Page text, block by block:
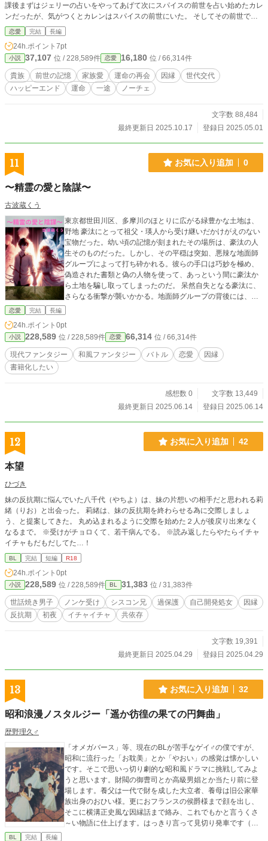
課後まずはジェリーの占いをやってあげて次にスパイスの前世を占い始めたカレ
ンだったが、気がつくとカレンはスパイスの前世にいた。 そしてその前世で、
二人は恋人同士だった事を知る。 エレッセ公爵家の人間はどうやら前世の記憶
を持つ者が生まれて来るらしい…。 物語はカレンから、カレンの息子デイヴィ
ッドへと話が進んで行く……。
恋愛 完結 長編
24h.ポイント 7pt
小説 37,107 位 / 228,589件 恋愛 16,180 位 / 66,314件
貴族 前世の記憶 家族愛 運命の再会 因縁
世代交代
ハッピーエンド
運命 一途 ノーチェ
文字数 88,484
最終更新日 2025.10.17
登録日 2025.05.01
11 お気に入り追加 0
〜精霊の愛と陰謀〜
古波蔵くう
東京都世田川区、多摩川のほとりに広がる緑豊かな土地は、
野地 豪汰にとって祖父・瑛人から受け継いだかけがえのない
宝物だった。幼い頃の記憶が刻まれたその場所は、豪汰の人
生そのものだった。しかし、その平穏は突如、悪辣な地面師
グループによって打ち砕かれる。彼らの手口は巧妙を極め、
偽造された書類と偽の人物を使って、あっという間に豪汰か
ら土地を騙し取ってしまったのだ。 呆然自失となる豪汰に、
さらなる衝撃が襲いかかる。地面師グループの背後には、世
田谷区を牛耳る凶悪なヤクザ組織、世田川組の影があったの
徹底的な「口封じ」を行うという、世田川組との血生臭い契
約を結んでいた。「これほどの大きな兵器を持った所有者
は、必ず俺らを突き止めて裁判を起こすだろう。ならば、怖
いお兄さん達に口封じさせてやろう！」天地は、その恐ろし
はずの土地に足を踏み入れた豪汰の前に、神秘的な光ととも
に美しい女性が現れた。彼女こそ、この土地を守る精霊、精
の原始人が無邪気な好奇心で作ったという人工クレーターが
隠されているのだと。 「私は大正の時代からこの地を守って
の土地の所有者となってからは、彼の純粋な供え物によって
木精の力は増強され、壊滅的な大地震を食い止めてきたのだ
という。 もし地面師グループがこのクレーターを悪用すれ
ば、日本全土が海の底に沈むほどの巨大地震が引き起こされ
る――。木精の訴えに、豪汰は言葉を失う。彼が取り戻すべ
きは、祖父との思い出が詰まった土地だけではなかった。愛
一家直系の家系にしか見えない特別な存在だった。彼女の持
つ「過去のビジョン」の能力は、地面師グループの巧妙な詐
欺手口と、世田川組との恐るべき連携を鮮明に映し出す。豪
汰は、親の友人であるベテラン警察官・常察 諭官と、凄腕弁
護士・弁開 一護に協力を求めるが、精霊の存在とクレーター
救うため、豪汰と精霊・木精の、種族を超えた絆をかけた壮
絶な戦いが、今、幕を開ける。
恋愛 完結 長編
24h.ポイント 0pt
小説 228,589 位 / 228,589件 恋愛 66,314 位 / 66,314件
現代ファンタジー 和風ファンタジー バトル 恋愛
因縁
書籍化したい
感想数 0
文字数 13,449
最終更新日 2025.06.14
登録日 2025.06.14
12 お気に入り追加 42
本望
ひづき
妹の反抗期に悩んでいた八千代（やちよ）は、妹の片想いの相手だと思われる莉
緒（りお）と出会った。 莉緒は、妹の反抗期を終わらせる為に交際しましょ
う、と提案してきた。 丸め込まれるように交際を始めた２人が後戻り出来なく
なるまで。 ※受けがチョロくて、若干病んでる。 ※読み返したらやたらイチャ
イチャもだもだしてた…！
BL 完結 短編 R18
24h.ポイント 0pt
小説 228,589 位 / 228,589件 BL 31,383 位 / 31,383件
世話焼き男子 ノンケ受け シスコン兄 過保護 自己開発処女
因縁
反抗期
初夜 イチャイチャ 共依存
文字数 19,391
最終更新日 2025.04.29
登録日 2025.04.29
13 お気に入り追加 32
昭和浪漫ノスタルジー「遥か彷徨の果ての円舞曲」
歴野理久♂
「オメガバース」等、現在のBLが苦手なゲイ♂の僕ですが、
昭和に流行った「お耽美」とか「やおい」の感覚は懐かしい
です。そこで思いっ切り劇的な昭和風ドラマに挑戦してみよ
うと思います。財閥の御曹司とか高級男娼とか当たり前に登
場します。養父は一代で財を成した大立者、養母は旧公家華
族出身のおひい様。更におフランスの侯爵様まで顔を出し、
そこに横溝正史風な因縁話まで絡み、これでもかと言うくさ
～い物語に仕上げます。はっきり言って見切り発車です（ど
BL 完結 長編